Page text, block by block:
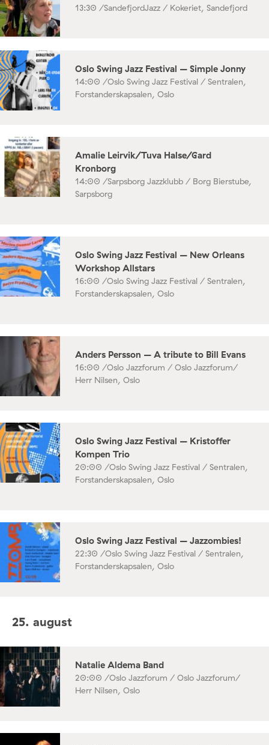
13:30 /SandefjordJazz / Kokeriet, Sandefjord
Oslo Swing Jazz Festival – Simple Jonny
14:00 /Oslo Swing Jazz Festival / Sentralen,
Forstanderskapsalen, Oslo
Amalie Leirvik/Tuva Halse/Gard
Kronborg
14:00 /Sarpsborg Jazzklubb / Borg Bierstube,
Sarpsborg
Oslo Swing Jazz Festival – New Orleans
Workshop Allstars
16:00 /Oslo Swing Jazz Festival / Sentralen,
Forstanderskapsalen, Oslo
Anders Persson – A tribute to Bill Evans
16:00 /Oslo Jazzforum / Oslo Jazzforum/
Herr Nilsen, Oslo
Oslo Swing Jazz Festival – Kristoffer
Kompen Trio
20:00 /Oslo Swing Jazz Festival / Sentralen,
Forstanderskapsalen, Oslo
Oslo Swing Jazz Festival – Jazzombies!
22:30 /Oslo Swing Jazz Festival / Sentralen,
Forstanderskapsalen, Oslo
25. august
Natalie Aldema Band
20:00 /Oslo Jazzforum / Oslo Jazzforum/
Herr Nilsen, Oslo